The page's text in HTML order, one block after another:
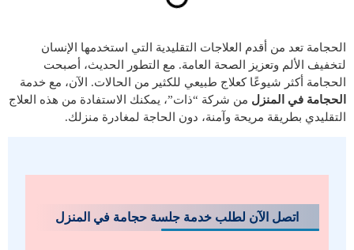
الحجامة تعد من أقدم العلاجات التقليدية التي استخدمها الإنسان
لتخفيف الألم وتعزيز الصحة العامة. مع التطور الحديث، أصبحت
الحجامة أكثر شيوعًا كعلاج طبيعي للكثير من الحالات. الآن، مع خدمة
الحجامة في المنزل من شركة “ذات”، يمكنك الاستفادة من هذه العلاج
التقليدي بطريقة مريحة وآمنة، دون الحاجة لمغادرة منزلك.
اتصل الآن لطلب خدمة جلسة حجامة في المنزل